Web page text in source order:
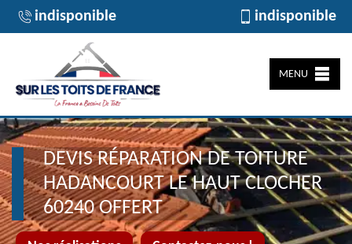
indisponible indisponible
MENU
DEVIS RÉPARATION DE TOITURE
HADANCOURT LE HAUT CLOCHER
60240 OFFERT